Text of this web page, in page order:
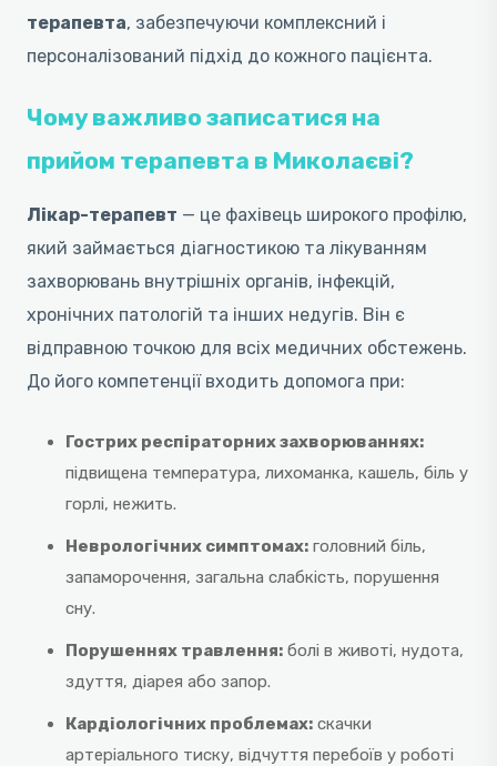
терапевта, забезпечуючи комплексний і
персоналізований підхід до кожного пацієнта.
Чому важливо записатися на
прийом терапевта в Миколаєві?
Лікар-терапевт — це фахівець широкого профілю,
який займається діагностикою та лікуванням
захворювань внутрішніх органів, інфекцій,
хронічних патологій та інших недугів. Він є
відправною точкою для всіх медичних обстежень.
До його компетенції входить допомога при:
Гострих респіраторних захворюваннях:
підвищена температура, лихоманка, кашель, біль у
горлі, нежить.
Неврологічних симптомах: головний біль,
запаморочення, загальна слабкість, порушення
сну.
Порушеннях травлення: болі в животі, нудота,
здуття, діарея або запор.
Кардіологічних проблемах: скачки
артеріального тиску, відчуття перебоїв у роботі